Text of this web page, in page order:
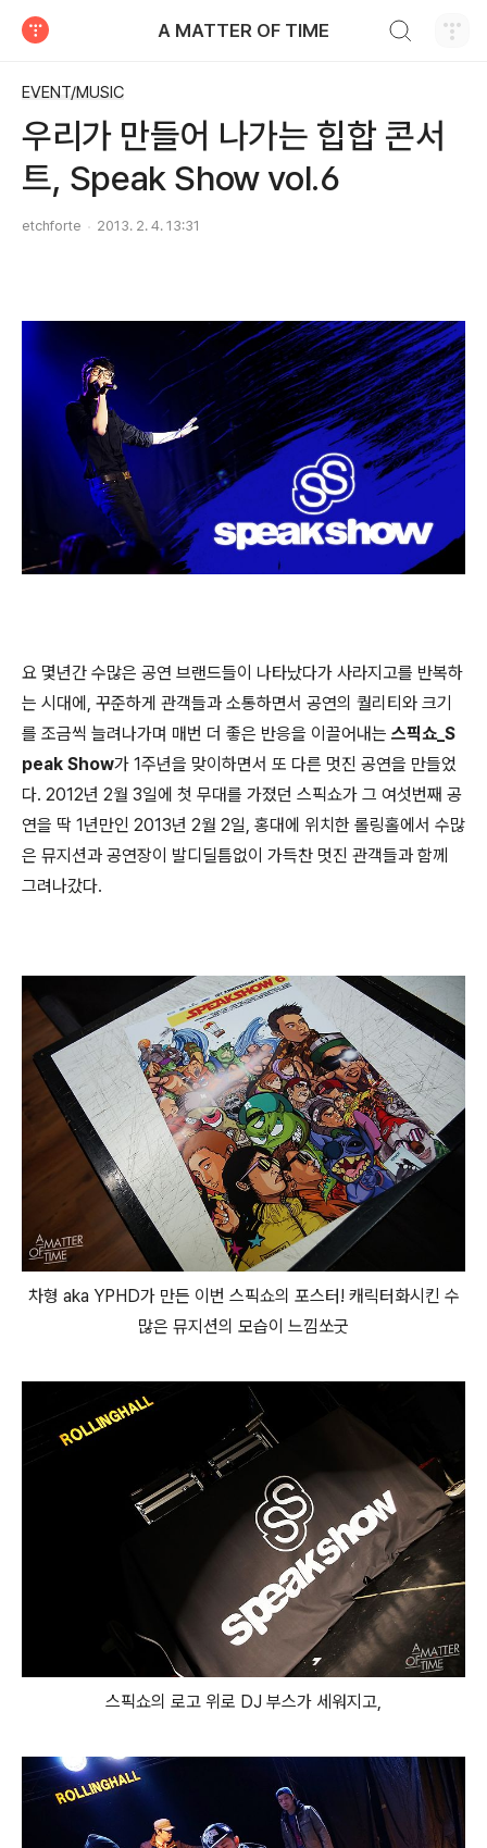
A MATTER OF TIME
EVENT/MUSIC
우리가 만들어 나가는 힙합 콘서
트, Speak Show vol.6
etchforte 2013. 2. 4. 13:31
요 몇년간 수많은 공연 브랜드들이 나타났다가 사라지고를 반복하
는 시대에, 꾸준하게 관객들과 소통하면서 공연의 퀄리티와 크기
를 조금씩 늘려나가며 매번 더 좋은 반응을 이끌어내는 스픽쇼_S
peak Show가 1주년을 맞이하면서 또 다른 멋진 공연을 만들었
다. 2012년 2월 3일에 첫 무대를 가졌던 스픽쇼가 그 여섯번째 공
연을 딱 1년만인 2013년 2월 2일, 홍대에 위치한 롤링홀에서 수많
은 뮤지션과 공연장이 발디딜틈없이 가득찬 멋진 관객들과 함께
그려나갔다.
차형 aka YPHD가 만든 이번 스픽쇼의 포스터! 캐릭터화시킨 수
많은 뮤지션의 모습이 느낌쏘굿
스픽쇼의 로고 위로 DJ 부스가 세워지고,